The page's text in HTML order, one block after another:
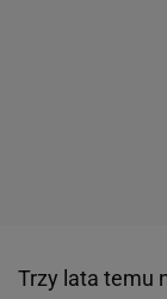
Trzy lata temu